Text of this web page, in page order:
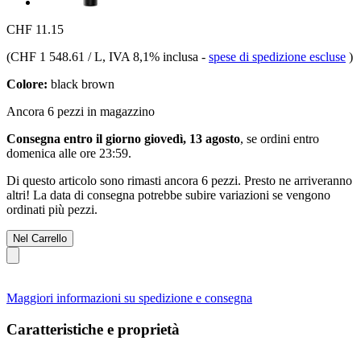
CHF 11.15
(CHF 1 548.61 / L, IVA 8,1% inclusa - spese di spedizione escluse )
Colore: black brown
Ancora 6 pezzi in magazzino
Consegna entro il giorno giovedì, 13 agosto, se ordini entro
domenica alle ore 23:59.
Di questo articolo sono rimasti ancora 6 pezzi. Presto ne arriveranno
altri! La data di consegna potrebbe subire variazioni se vengono
ordinati più pezzi.
Nel Carrello
Maggiori informazioni su spedizione e consegna
Caratteristiche e proprietà